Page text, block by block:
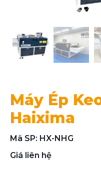
Máy Ép
Haixima
Mã SP: HX-NHG
Giá liên hệ